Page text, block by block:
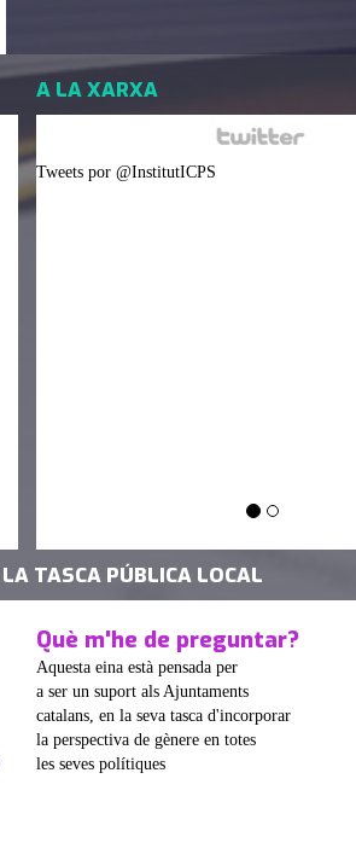
A LA XARXA
Tweets por @InstitutICPS
TASCA PÚBLICA LOCAL
Què m'he de preguntar?
Aquesta eina està pensada per
a ser un suport als Ajuntaments
catalans, en la seva tasca d'incorporar
la perspectiva de gènere en totes
les seves polítiques